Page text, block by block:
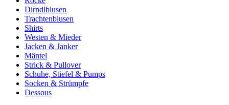
Dirndlblusen
Trachtenblusen
Shirts
Westen & Mieder
Jacken & Janker
Mäntel
Strick & Pullover
Schuhe, Stiefel & Pumps
Socken & Strümpfe
Dessous